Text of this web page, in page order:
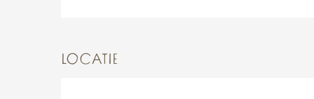
LOCATIE